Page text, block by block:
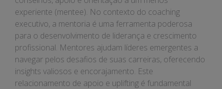
experiente (mentee). No contexto do coaching
executivo, a mentoria é uma ferramenta poderosa
para o desenvolvimento de liderança e crescimento
profissional. Mentores ajudam líderes emergentes a
navegar pelos desafios de suas carreiras, oferecendo
insights valiosos e encorajamento. Este
relacionamento de apoio e uplifting é fundamental